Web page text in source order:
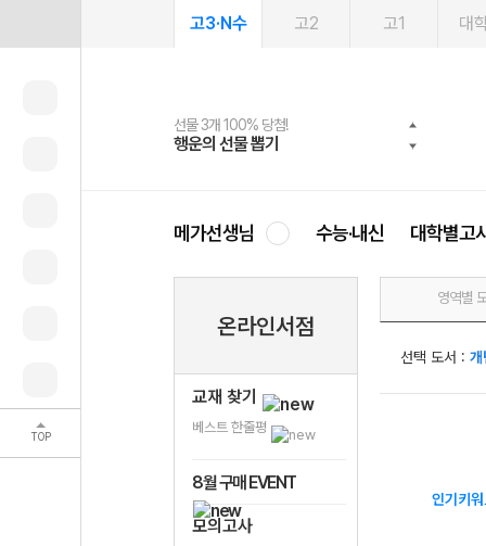
TOP
고3·N수 고2 고1 대
선물 3개 100% 당첨!
행운의 선물 뽑기
선물 100% 증정!
메가스터디 X 올리브
여름방학 스터디 캐시백
메가런 썸머스쿨
2027 러셀 단과
강사 공개선발
스마트러닝앱
설문 EVENT
메가패스
3일 무료 체험권
메가패스 수강생 무료혜택!
메가클럽 멤버십
사회공헌 캠페인
희망이룸 메가나눔
메가선생님 수능·내신 대학별고
온라인서점
교재 찾기
베스트 한줄평
8월 구매 EVENT
모의고사
영역별
선택 도서 : 개
인기키